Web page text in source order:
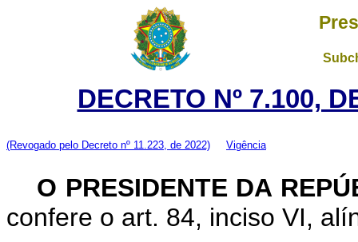
DECRETO Nº 7.100,
(Revogado pelo Decreto nº 11.223, de 2022) Vigência
O PRESIDENTE DA
confere o art. 84, inciso VI,